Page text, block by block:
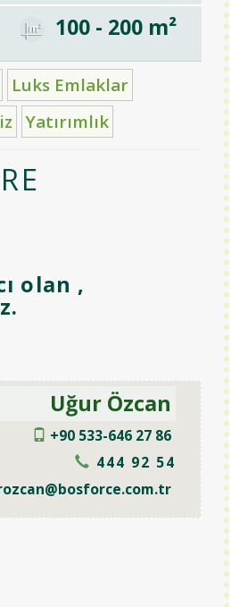
100 - 200 m²
Luks Emlaklar
Yatırımlık
olan ,
Uğur Özcan
+90 533-646 27 86
444 92 54